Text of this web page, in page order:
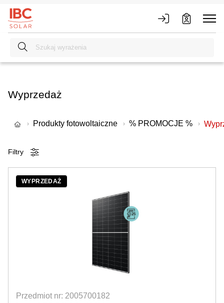
Wyprzedaż
Produkty fotowoltaiczne % PROMOCJE %
Filtry
WYPRZEDAŻ
Przedmiot nr: 2005700182